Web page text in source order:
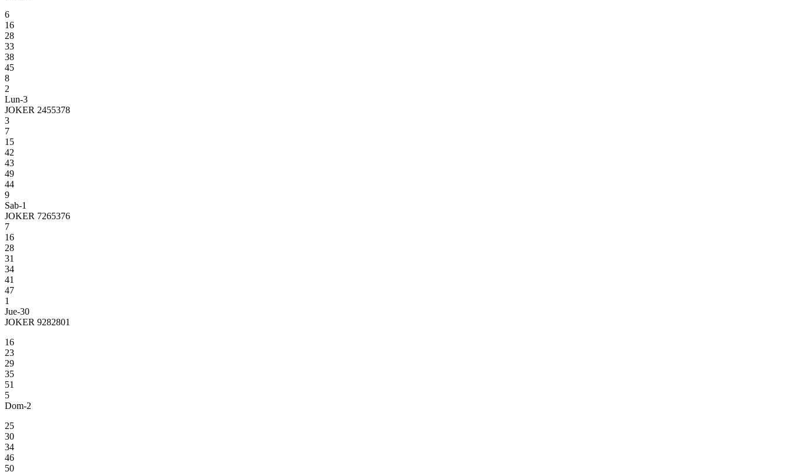
6
16
28
33
38
45
8
2
Lun-3
JOKER 2455378
3
7
15
42
43
49
44
9
Sab-1
JOKER 7265376
7
16
28
31
34
41
47
1
Jue-30
JOKER 9282801
16
23
29
35
51
5
Dom-2
25
30
34
46
50